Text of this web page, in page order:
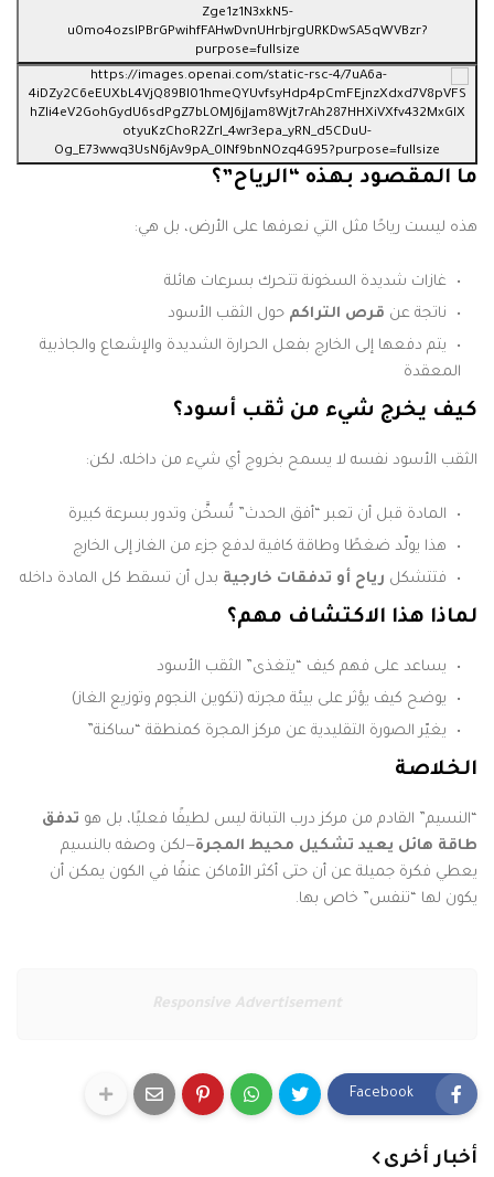
ما المقصود بهذه “الرياح”؟
هذه ليست رياحًا مثل التي نعرفها على الأرض، بل هي:
غازات شديدة السخونة تتحرك بسرعات هائلة
ناتجة عن قرص التراكم حول الثقب الأسود
يتم دفعها إلى الخارج بفعل الحرارة الشديدة والإشعاع والجاذبية
المعقدة
كيف يخرج شيء من ثقب أسود؟
الثقب الأسود نفسه لا يسمح بخروج أي شيء من داخله، لكن:
المادة قبل أن تعبر “أفق الحدث” تُسخَّن وتدور بسرعة كبيرة
هذا يولّد ضغطًا وطاقة كافية لدفع جزء من الغاز إلى الخارج
فتتشكل رياح أو تدفقات خارجية بدل أن تسقط كل المادة داخله
لماذا هذا الاكتشاف مهم؟
يساعد على فهم كيف “يتغذى” الثقب الأسود
يوضح كيف يؤثر على بيئة مجرته (تكوين النجوم وتوزيع الغاز)
يغيّر الصورة التقليدية عن مركز المجرة كمنطقة “ساكنة”
الخلاصة
“النسيم” القادم من مركز درب التبانة ليس لطيفًا فعليًا، بل هو تدفق
طاقة هائل يعيد تشكيل محيط المجرة—لكن وصفه بالنسيم
يعطي فكرة جميلة عن أن حتى أكثر الأماكن عنفًا في الكون يمكن أن
يكون لها “تنفس” خاص بها.
Responsive Advertisement
Facebook
أخبار أخرى